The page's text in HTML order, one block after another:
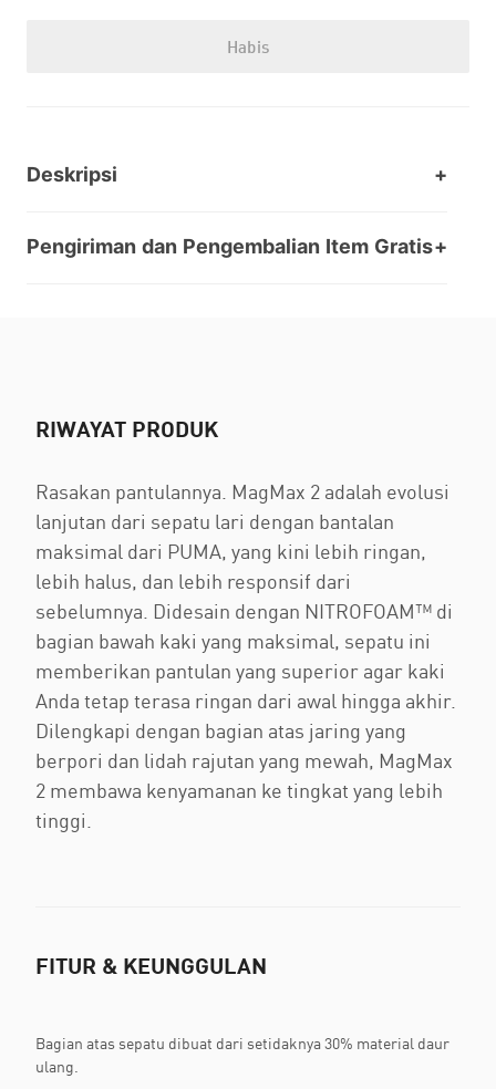
Habis
Deskripsi
Pengiriman dan Pengembalian Item Gratis
RIWAYAT PRODUK
Rasakan pantulannya. MagMax 2 adalah evolusi
lanjutan dari sepatu lari dengan bantalan
maksimal dari PUMA, yang kini lebih ringan,
lebih halus, dan lebih responsif dari
sebelumnya. Didesain dengan NITROFOAM™ di
bagian bawah kaki yang maksimal, sepatu ini
memberikan pantulan yang superior agar kaki
Anda tetap terasa ringan dari awal hingga akhir.
Dilengkapi dengan bagian atas jaring yang
berpori dan lidah rajutan yang mewah, MagMax
2 membawa kenyamanan ke tingkat yang lebih
tinggi.
FITUR & KEUNGGULAN
Bagian atas sepatu dibuat dari setidaknya 30% material daur
ulang.